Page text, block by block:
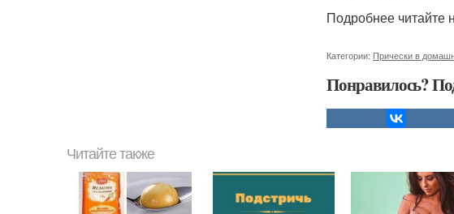
Подробнее читайте
Категории: Прически в
Понравилось?
Читайте также